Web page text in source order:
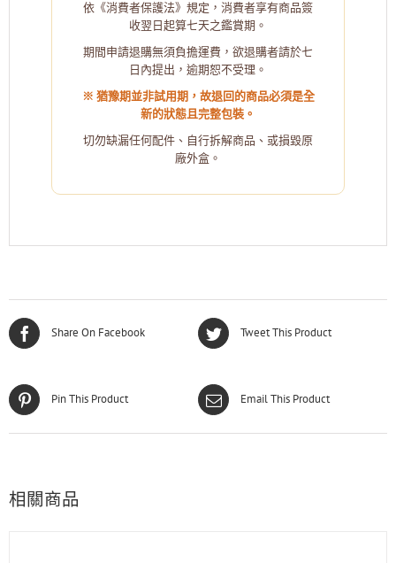
依《消費者保護法》規定，消費者享有商品簽
收翌日起算七天之鑑賞期。
期間申請退購無須負擔運費，欲退購者請於七
日內提出，逾期恕不受理。
※ 猶豫期並非試用期，故退回的商品必須是全
新的狀態且完整包裝。
切勿缺漏任何配件、自行拆解商品、或損毀原
廠外盒。
Share On Facebook Tweet This Product
Pin This Product Email This Product
相關商品